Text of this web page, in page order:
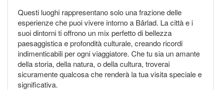
Questi luoghi rappresentano solo una frazione delle
esperienze che puoi vivere intorno a Bârlad. La città e i
suoi dintorni ti offrono un mix perfetto di bellezza
paesaggistica e profondità culturale, creando ricordi
indimenticabili per ogni viaggiatore. Che tu sia un amante
della storia, della natura, o della cultura, troverai
sicuramente qualcosa che renderà la tua visita speciale e
significativa.